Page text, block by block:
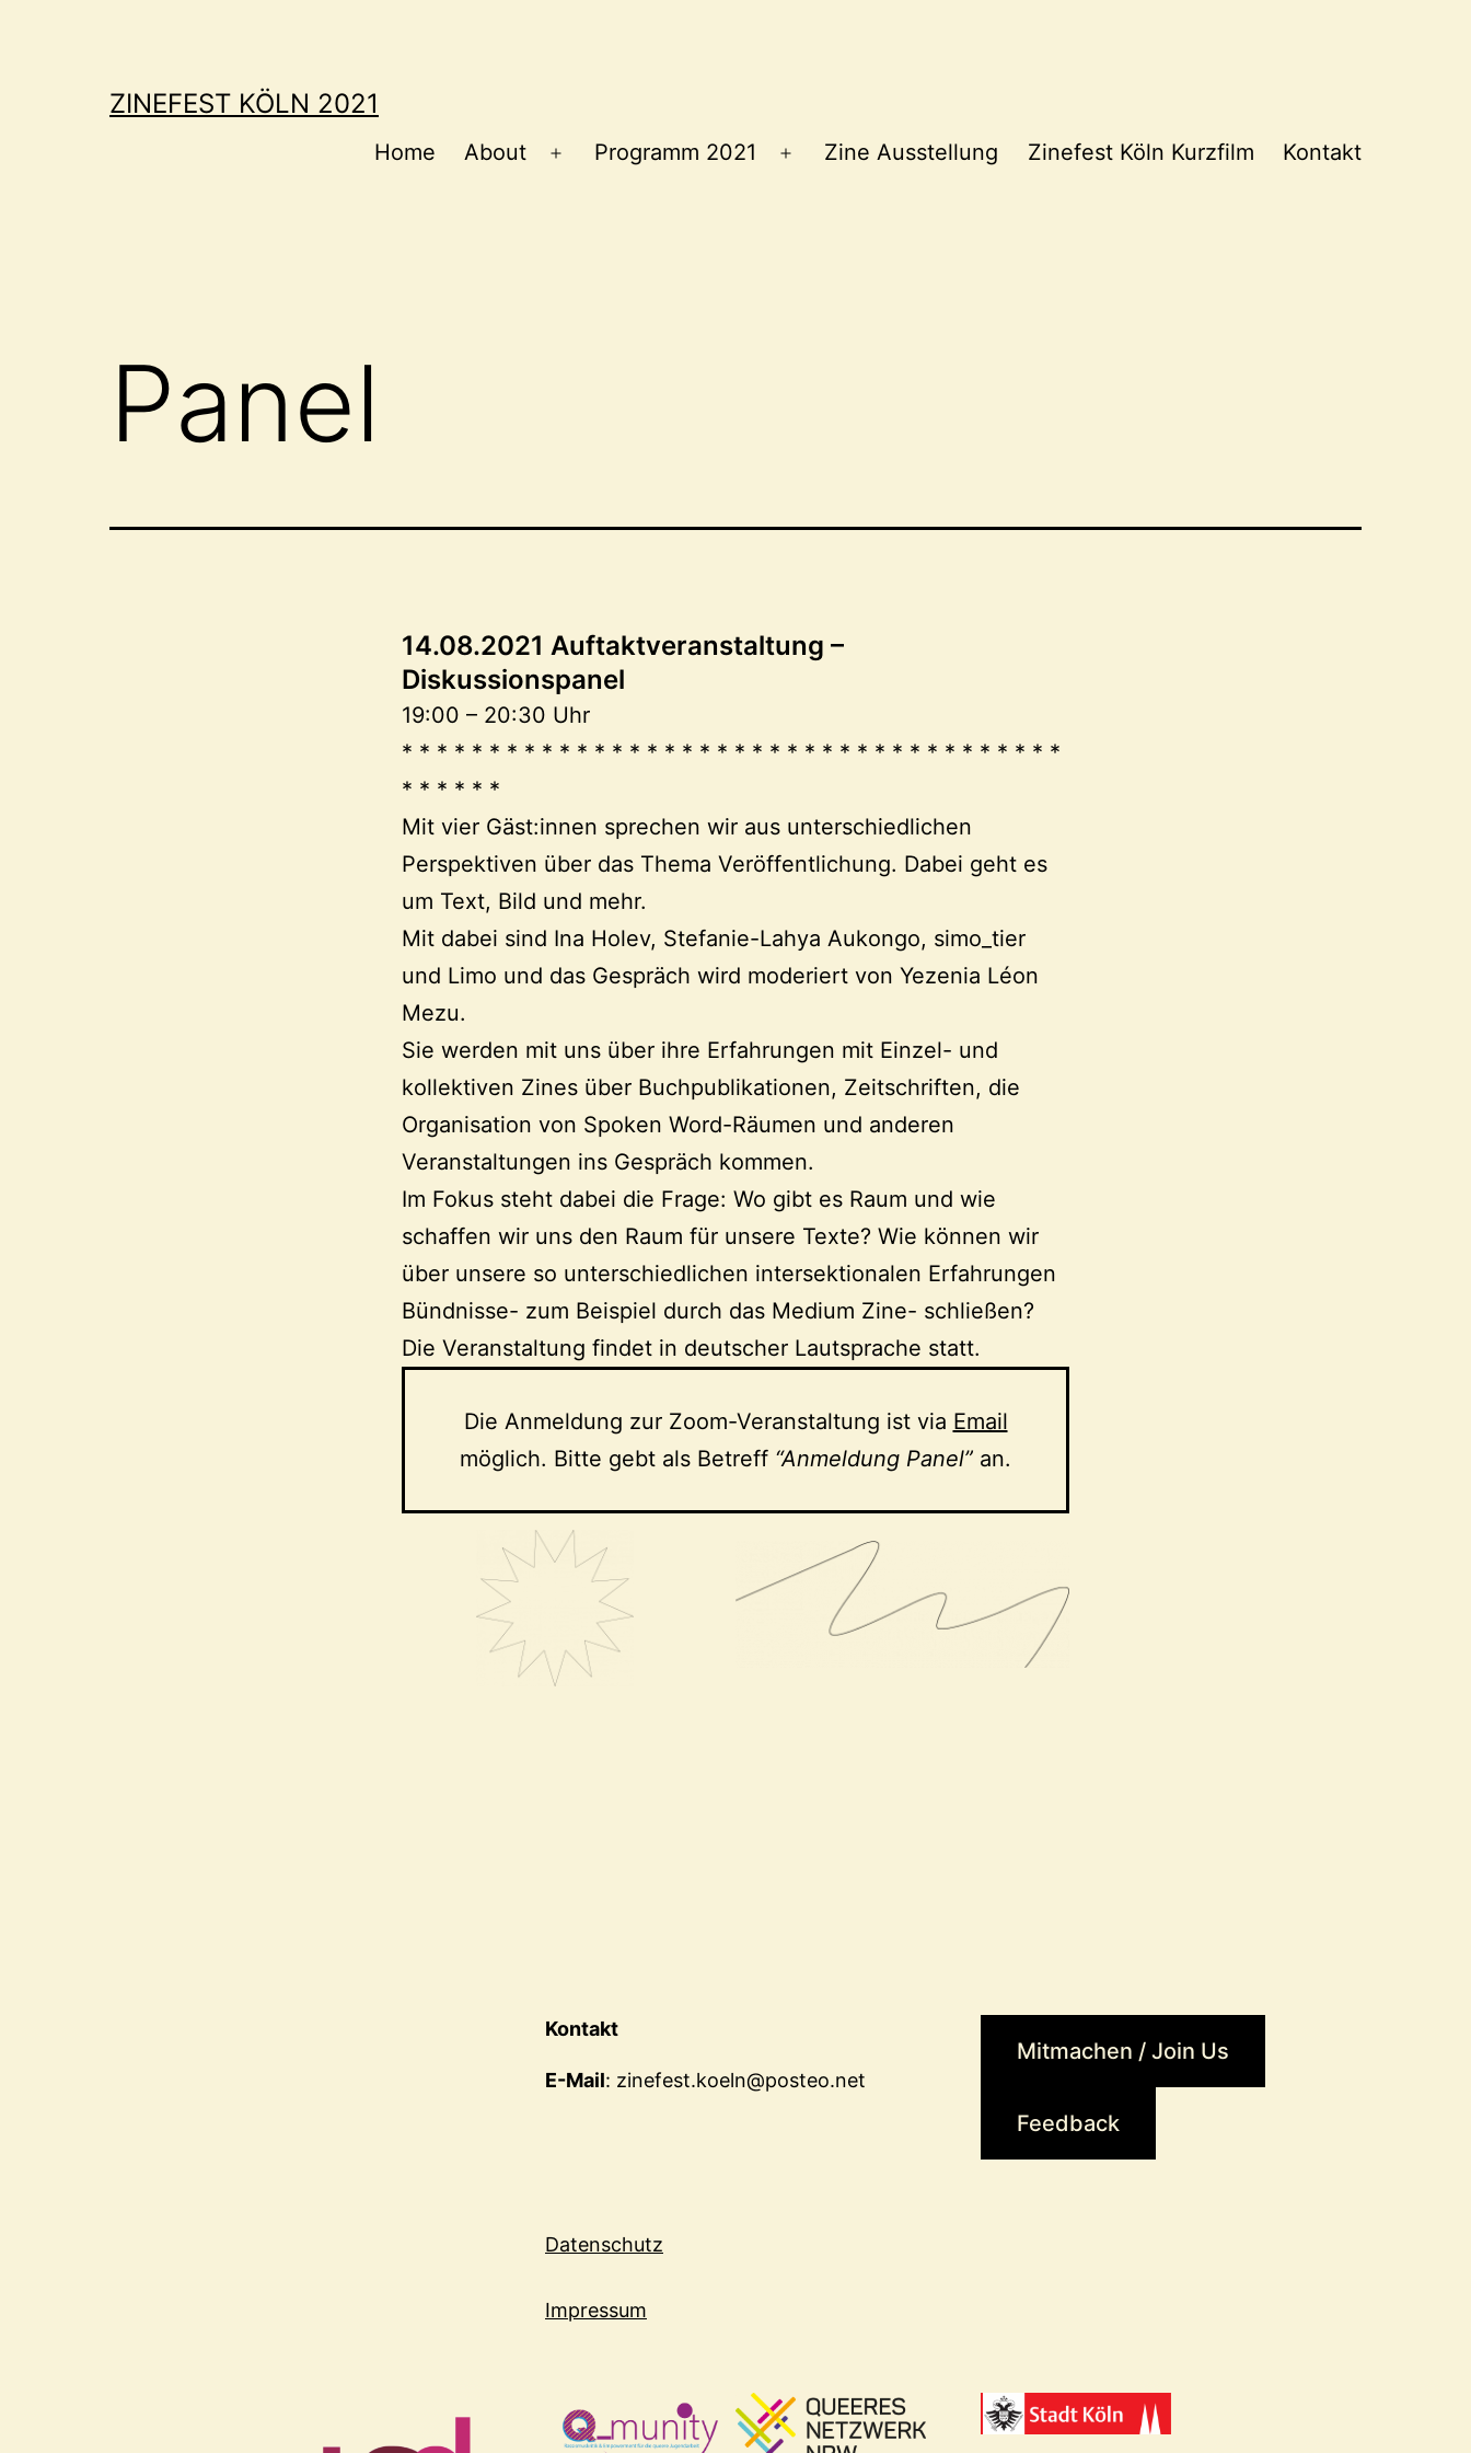
ZINEFEST KÖLN 2021
Home About
Menü
Programm 2021
Menü
Zine Ausstellung Zinefest Köln Kurzfilm Kontakt
Panel
14.08.2021 Auftaktveranstaltung –
Diskussionspanel
19:00 – 20:30 Uhr
* * * * * * * * * * * * * * * * * * * * * * * * * * * * * * * * * * * * * *
* * * * * *
Mit vier Gäst:innen sprechen wir aus unterschiedlichen
Perspektiven über das Thema Veröffentlichung. Dabei geht es
um Text, Bild und mehr.
Mit dabei sind Ina Holev, Stefanie-Lahya Aukongo, simo_tier
und Limo und das Gespräch wird moderiert von Yezenia Léon
Mezu.
Sie werden mit uns über ihre Erfahrungen mit Einzel- und
kollektiven Zines über Buchpublikationen, Zeitschriften, die
Organisation von Spoken Word-Räumen und anderen
Veranstaltungen ins Gespräch kommen.
Im Fokus steht dabei die Frage: Wo gibt es Raum und wie
schaffen wir uns den Raum für unsere Texte? Wie können wir
über unsere so unterschiedlichen intersektionalen Erfahrungen
Bündnisse- zum Beispiel durch das Medium Zine- schließen?
Die Veranstaltung findet in deutscher Lautsprache statt.
Die Anmeldung zur Zoom-Veranstaltung ist via Email
möglich. Bitte gebt als Betreff “Anmeldung Panel” an.
Kontakt
E-Mail: zinefest.koeln@posteo.net
Datenschutz
Impressum
Mitmachen / Join Us
Feedback